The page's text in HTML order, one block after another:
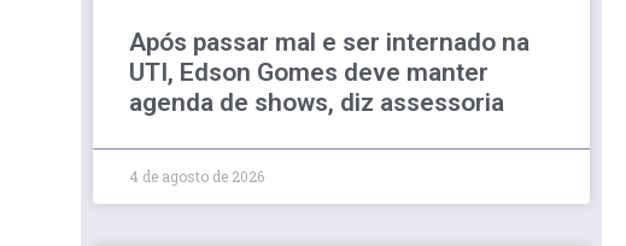
Após passar mal e ser internado na
UTI, Edson Gomes deve manter
agenda de shows, diz assessoria
4 de agosto de 2026